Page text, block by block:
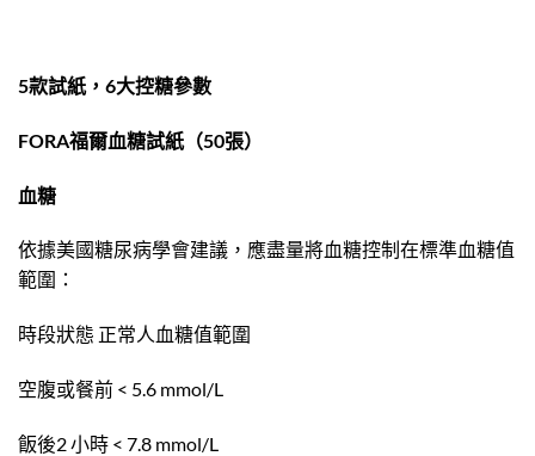
5款試紙，6大控糖參數
FORA福爾血糖試紙（50張）
血糖
依據美國糖尿病學會建議，應盡量將血糖控制在標準血糖值
範圍：
時段狀態 正常人血糖值範圍
空腹或餐前 < 5.6 mmol/L
飯後2 小時 < 7.8 mmol/L